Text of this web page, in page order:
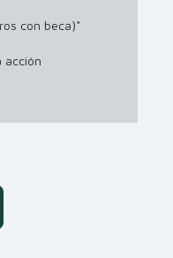
con beca)*
acción